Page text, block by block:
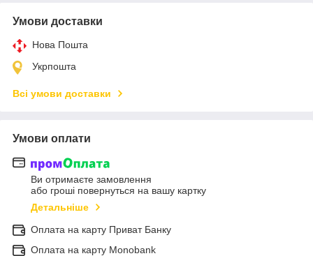
Умови доставки
Нова Пошта
Укрпошта
Всі умови доставки
Умови оплати
Ви отримаєте замовлення
або гроші повернуться на вашу картку
Детальніше
Оплата на карту Приват Банку
Оплата на карту Monobank